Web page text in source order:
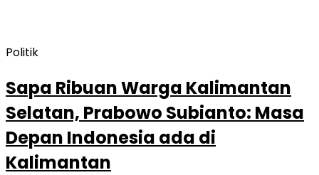
Politik
Sapa Ribuan Warga Kalimantan
Selatan, Prabowo Subianto: Masa
Depan Indonesia ada di
Kalimantan